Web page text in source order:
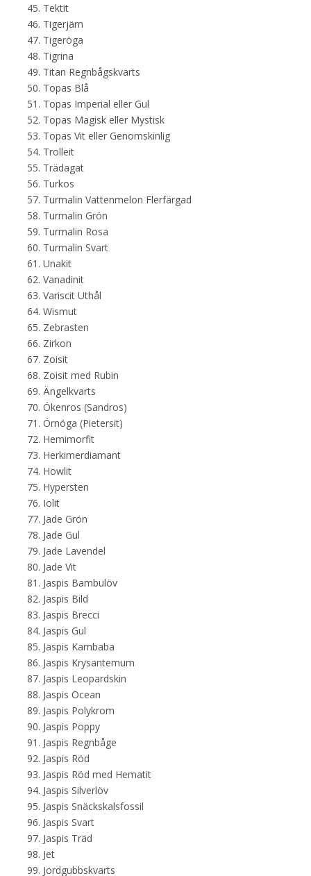
Tektit
Tigerjärn
Tigeröga
Tigrina
Titan Regnbågskvarts
Topas Blå
Topas Imperial eller Gul
Topas Magisk eller Mystisk
Topas Vit eller Genomskinlig
Trolleit
Trädagat
Turkos
Turmalin Vattenmelon Flerfärgad
Turmalin Grön
Turmalin Rosa
Turmalin Svart
Unakit
Vanadinit
Variscit Uthål
Wismut
Zebrasten
Zirkon
Zoisit
Zoisit med Rubin
Ängelkvarts
Ökenros (Sandros)
Örnöga (Pietersit)
Hemimorfit
Herkimerdiamant
Howlit
Hypersten
Iolit
Jade Grön
Jade Gul
Jade Lavendel
Jade Vit
Jaspis Bambulöv
Jaspis Bild
Jaspis Brecci
Jaspis Gul
Jaspis Kambaba
Jaspis Krysantemum
Jaspis Leopardskin
Jaspis Ocean
Jaspis Polykrom
Jaspis Poppy
Jaspis Regnbåge
Jaspis Röd
Jaspis Röd med Hematit
Jaspis Silverlöv
Jaspis Snäckskalsfossil
Jaspis Svart
Jaspis Träd
Jet
Jordgubbskvarts